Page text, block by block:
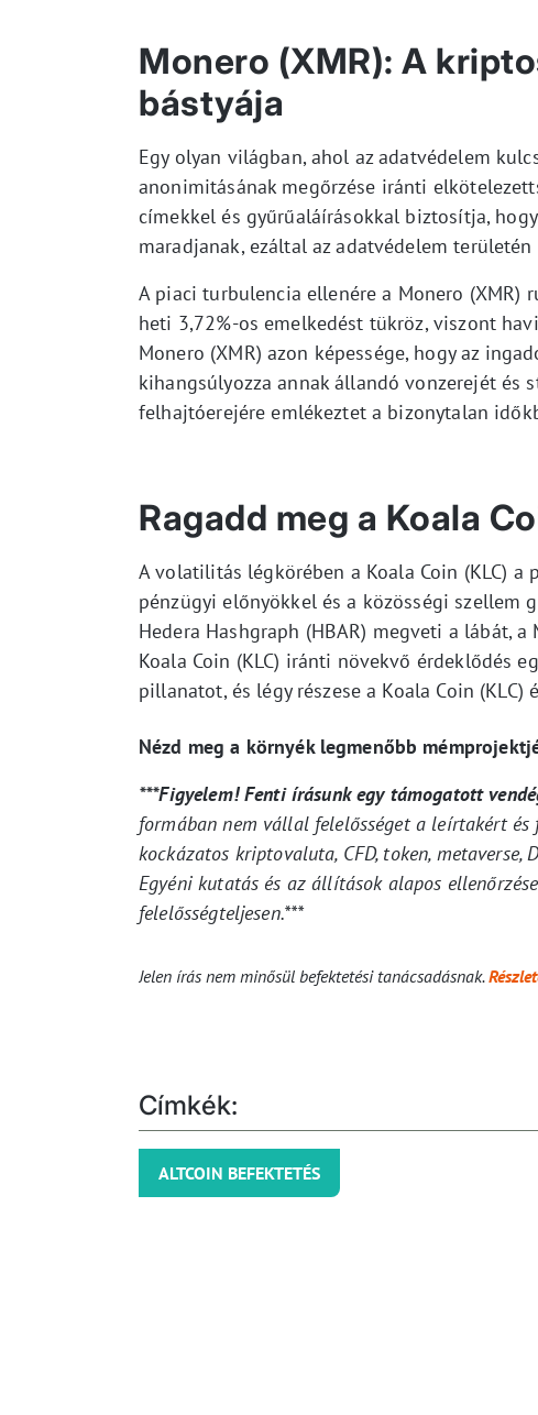
Monero (XMR): A
bástyája
Egy olyan világban, ahol az adatvédelem
anonimitásának megőrzése iránti
címekkel és gyűrűaláírásokkal biztosítja,
maradjanak, ezáltal az adatvédelem
A piaci turbulencia ellenére a Monero (XMR)
heti 3,72%-os emelkedést tükröz, viszont
Monero (XMR) azon képessége, hogy az
kihangsúlyozza annak állandó vonzerejét és
felhajtóerejére emlékeztet a bizonytalan
Ragadd meg a Koala
A volatilitás légkörében a Koala Coin (KLC)
pénzügyi előnyökkel és a közösségi szellem
Hedera Hashgraph (HBAR) megveti a lábát,
Koala Coin (KLC) iránti növekvő érdeklődés
pillanatot, és légy részese a Koala Coin
Nézd meg a környék legmenőbb
***Figyelem! Fenti írásunk egy támogatott
formában nem vállal felelősséget a leírtakért
kockázatos kriptovaluta, CFD, token, metaverse,
Egyéni kutatás és az állítások alapos
felelősségteljesen.***
Jelen írás nem minősül befektetési tanácsadásnak.
Címkék:
ALTCOIN BEFEKTETÉS